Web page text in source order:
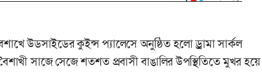
উডসাইডের কুইন্স প্যালেসে অনুষ্ঠিত হলো ড্রামা সার্কল
সাজে সেজে শতশত প্রবাসী বাঙালির উপস্থিতিতে মুখর হয়ে